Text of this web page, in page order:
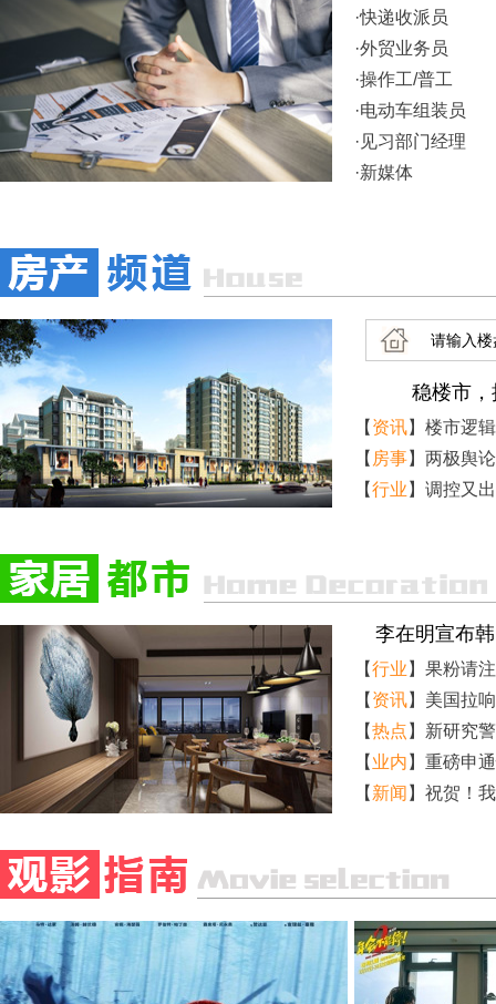
·快递收派员
·外贸业务员
·操作工/普工
·电动车组装员
· 见习部门经理
·新媒体
稳楼市
【 资讯】 楼市逻
【 房事】 两极舆
【行业 】 调控又
李在明宣布
【行业 】 果粉请
【 资讯】 美国拉
【热点 】 新研究
【 业内 】 重磅申
【 新闻 】 祝贺！